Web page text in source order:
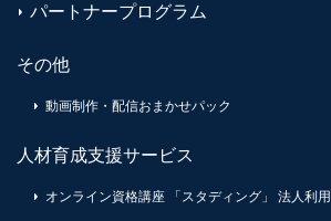
パートナープログラム
その他
動画制作・配信おまかせパック
人材育成支援サービス
オンライン資格講座 「スタディング」 法人利用